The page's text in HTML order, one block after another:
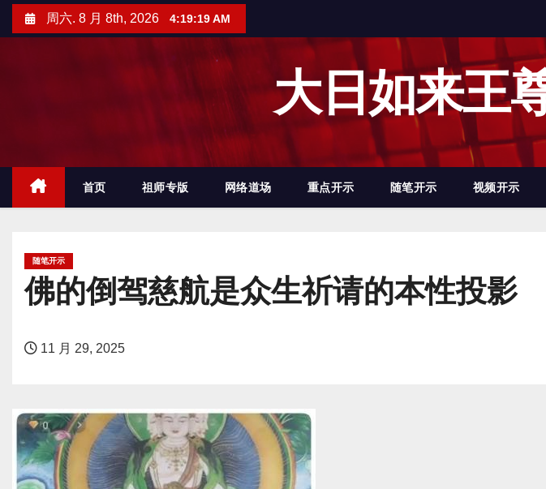
周六. 8 月 8th, 2026 4:19:20 AM
大日如来王
首页 祖师专版 网络道场 重点开示 随笔开示 视频开示
随笔开示
佛的倒驾慈航是众生祈请的本性投影
11 月 29, 2025